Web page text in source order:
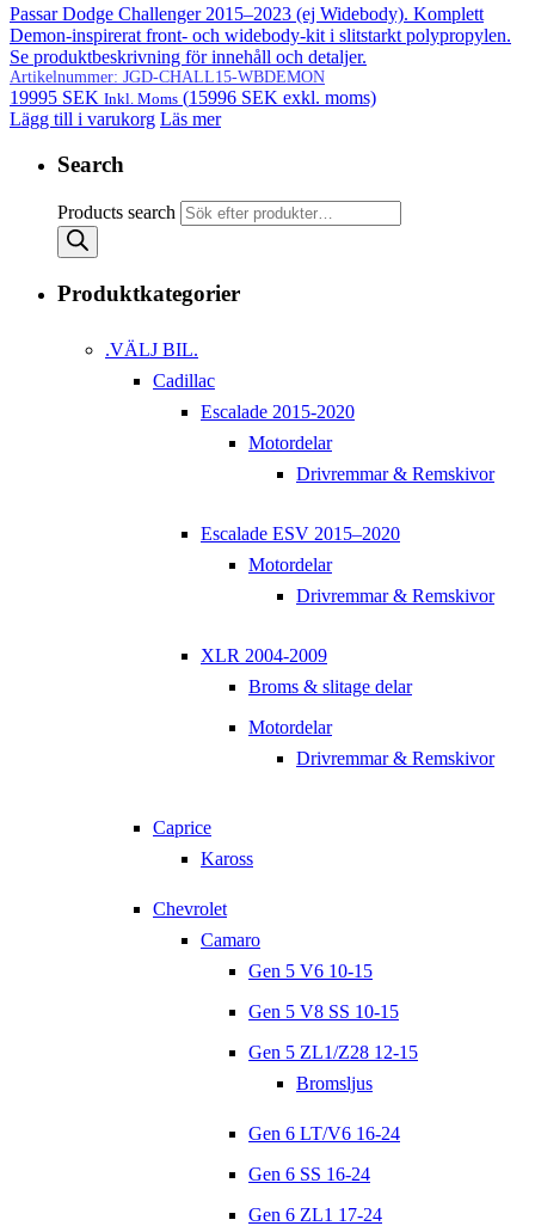
Passar Dodge Challenger 2015–2023 (ej Widebody). Komplett
Demon-inspirerat front- och widebody-kit i slitstarkt polypropylen.
Se produktbeskrivning för innehåll och detaljer.
Artikelnummer: JGD-CHALL15-WBDEMON
19995 SEK Inkl. Moms (15996 SEK exkl. moms)
Lägg till i varukorg Läs mer
Search
Products search
Produktkategorier
.VÄLJ BIL.
Cadillac
Escalade 2015-2020
Motordelar
Drivremmar & Remskivor
Escalade ESV 2015–2020
Motordelar
Drivremmar & Remskivor
XLR 2004-2009
Broms & slitage delar
Motordelar
Drivremmar & Remskivor
Caprice
Kaross
Chevrolet
Camaro
Gen 5 V6 10-15
Gen 5 V8 SS 10-15
Gen 5 ZL1/Z28 12-15
Bromsljus
Gen 6 LT/V6 16-24
Gen 6 SS 16-24
Gen 6 ZL1 17-24